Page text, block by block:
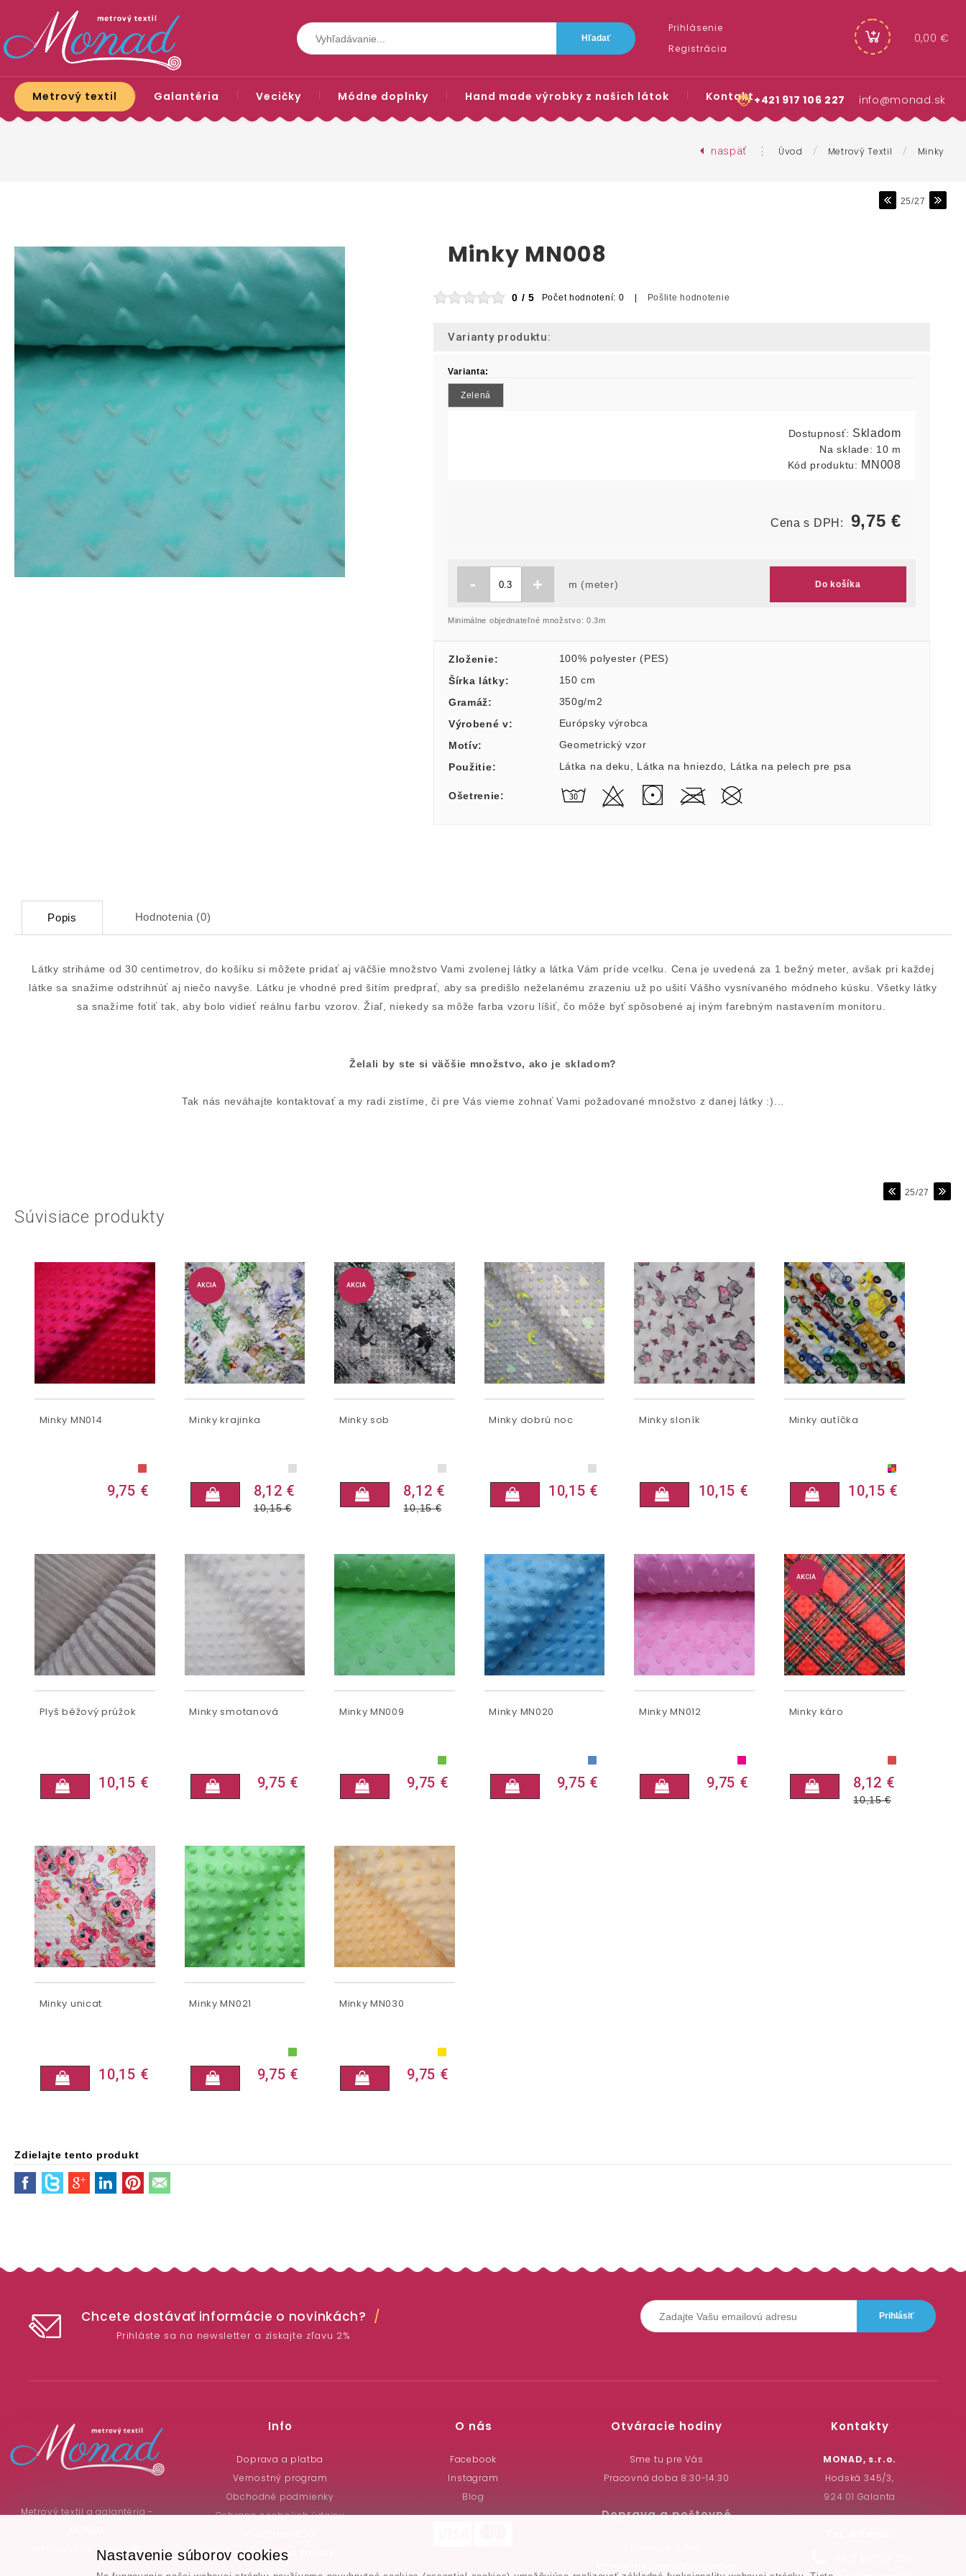
Metrový textil Galantéria Vecičky Módne doplnky Hand made výrobky z našich látok Kontakt
Prihlásenie
Registrácia
0,00 €
+421 917 106 227 info@monad.sk
naspäť ⋮ Úvod / Metrový Textil / Minky
25/27
Minky MN008
0 / 5 Počet hodnotení: 0 | Pošlite hodnotenie
Varianty produktu:
Varianta:
Zelená
Dostupnosť: Skladom
Na sklade: 10 m
Kód produktu: MN008
Cena s DPH: 9,75€
- + m (meter) Do košíka
Minimálne objednateľné množstvo: 0.3m
Zloženie:
100% polyester (PES)
Šírka látky:
150 cm
Gramáž:
350g/m2
Výrobené v:
Európsky výrobca
Motív:
Geometrický vzor
Použitie: Látka na deku Látka na hniezdo Látka na pelech pre psa
Ošetrenie:
Popis Hodnotenia (0)
Látky striháme od 30 centimetrov, do košíku si môžete pridať aj väčšie množstvo Vami zvolenej látky a látka Vám príde vcelku. Cena je uvedená za 1 bežný meter, avšak pri každej
látke sa snažíme odstrihnúť aj niečo navyše. Látku je vhodné pred šitím predprať, aby sa predišlo neželanému zrazeniu už po ušití Vášho vysnívaného módneho kúsku. Všetky látky
sa snažíme fotiť tak, aby bolo vidieť reálnu farbu vzorov. Žiaľ, niekedy sa môže farba vzoru líšiť, čo môže byť spôsobené aj iným farebným nastavením monitoru.
Želali by ste si väčšie množstvo, ako je skladom?
Tak nás neváhajte kontaktovať a my radi zistíme, či pre Vás vieme zohnať Vami požadované množstvo z danej látky :)...
25/27
Súvisiace produkty
Minky MN014
9,75 €
AKCIA
Minky krajinka
8,12 €
10,15€
AKCIA
Minky sob
8,12 €
10,15€
Minky dobrú noc
10,15 €
Minky sloník
10,15 €
Minky autíčka
10,15 €
Plyš béžový prúžok
10,15 €
Minky smotanová
9,75 €
Minky MN009
9,75 €
Minky MN020
9,75 €
Minky MN012
9,75 €
AKCIA
Minky káro
8,12 €
10,15€
Minky unicat
10,15 €
Minky MN021
9,75 €
Minky MN030
9,75 €
Zdielajte tento produkt
Chcete dostávať informácie o novinkách?
Prihláste sa na newsletter a získajte zľavu 2%
Metrový textil a galantéria -
na trhu už od roku 1993
Info
Doprava a platba
Vernostný program
Obchodné podmienky
Ochrana osobných údajov
Odstúpenie od zmluvy
Newsletter
O nás
Facebook
Instagram
Blog
Otváracie hodiny
Sme tu pre Vás
Pracovná doba 8:30-14:30
Doprava a poštovné
Kontakty
MONAD, s.r.o.
Hodská 345/3,
924 01 Galanta
Nastavenie súborov cookies